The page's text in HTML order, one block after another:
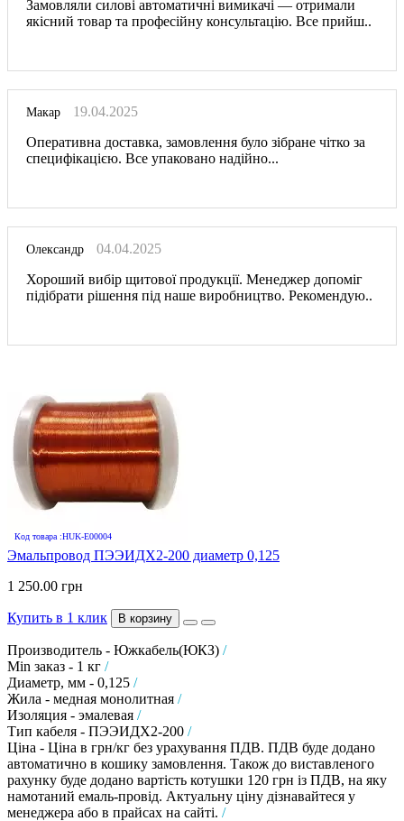
Замовляли силові автоматичні вимикачі — отримали
якісний товар та професійну консультацію. Все прийш..
Макар
19.04.2025
Оперативна доставка, замовлення було зібране чітко за
специфікацією. Все упаковано надійно...
Олександр
04.04.2025
Хороший вибір щитової продукції. Менеджер допоміг
підібрати рішення під наше виробництво. Рекомендую..
Код товара :HUK-E00004
Эмальпровод ПЭЭИДХ2-200 диаметр 0,125
1 250.00 грн
Купить в 1 клик В корзину
Производитель - Южкабель(ЮКЗ) /
Min заказ - 1 кг /
Диаметр, мм - 0,125 /
Жила - медная монолитная /
Изоляция - эмалевая /
Тип кабеля - ПЭЭИДХ2-200 /
Ціна - Ціна в грн/кг без урахування ПДВ. ПДВ буде додано
автоматично в кошику замовлення. Також до виставленого
рахунку буде додано вартість котушки 120 грн із ПДВ, на яку
намотаний емаль-провід. Актуальну ціну дізнавайтеся у
менеджера або в прайсах на сайті. /